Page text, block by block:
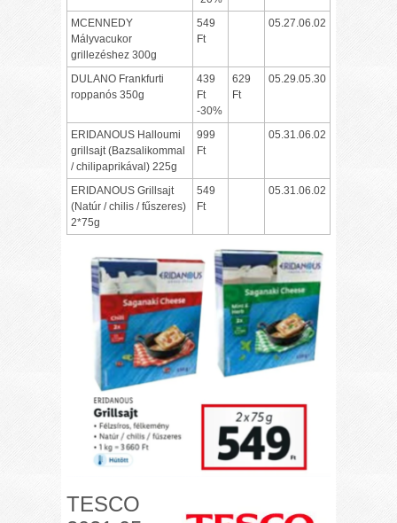
MCENNEDY
Mályvacukor
grillezéshez 300g
549
Ft
05.27.06.02
DULANO Frankfurti
roppanós 350g
439
Ft
-30%
629
Ft
05.29.05.30
ERIDANOUS Halloumi
grillsajt (Bazsalikommal
/ chilipaprikával) 225g
999
Ft
05.31.06.02
ERIDANOUS Grillsajt
(Natúr / chilis / fűszeres)
2*75g
549
Ft
05.31.06.02
TESCO